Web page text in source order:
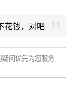
花钱，对吧